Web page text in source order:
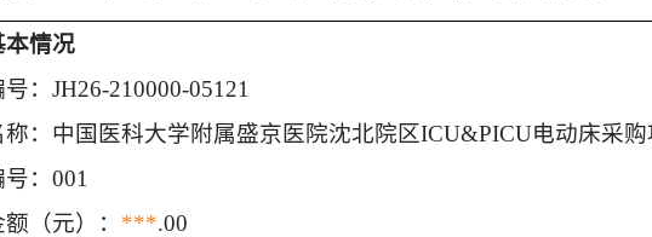
本情况
：JH26-210000-05121
称：中国医科大学附属盛京医院沈北院区ICU&PICU电动床采购
：001
（元）： ***.00